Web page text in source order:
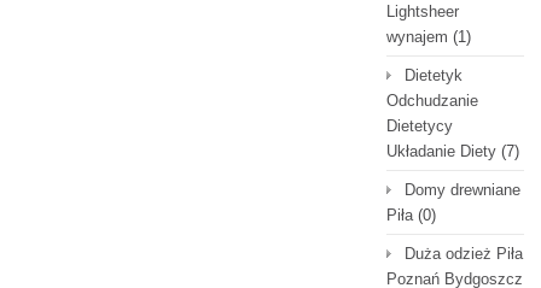
Lightsheer
wynajem (1)
Dietetyk
Odchudzanie
Dietetycy
Układanie Diety (7)
Domy drewniane
Piła(0)
Duża odzież Piła
Poznań Bydgoszcz